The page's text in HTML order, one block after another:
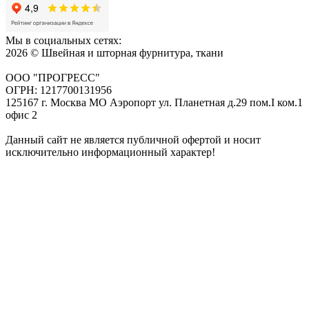
Мы в социальных сетях:
2026 © Швейная и шторная фурнитура, ткани
ООО "ПРОГРЕСС"
ОГРН: 1217700131956
125167 г. Москва МО Аэропорт ул. Планетная д.29 пом.I ком.1
офис 2
Данный сайт не является публичной офертой и носит
исключительно информационный характер!